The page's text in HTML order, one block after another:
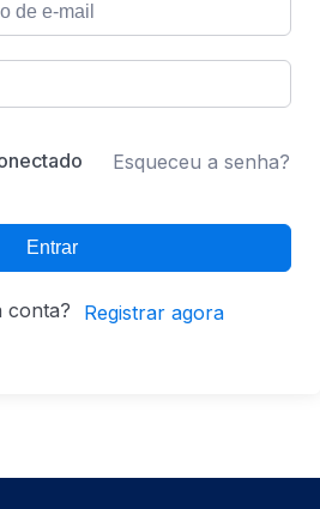
Esqueceu a senha?
Entrar
conta? Registrar agora